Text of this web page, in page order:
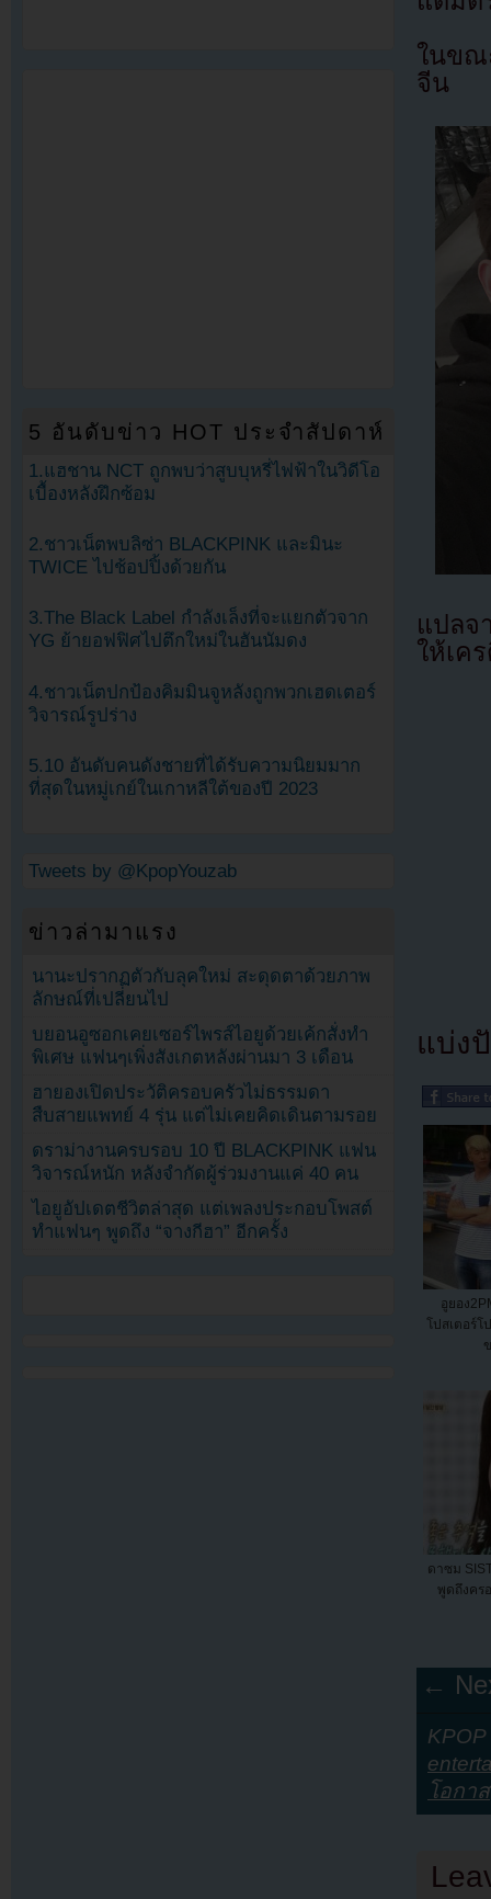
ในขณ
จีน
แปล
ให้เค
แบ่ง
อูยอง
โปสเตอร์
ดาซม
พูดถึงคร
←
โอกาส
5 อันดับข่าว HOT ประจำสัปดาห์
1.แฮชาน NCT ถูกพบว่าสูบบุหรี่ไฟฟ้าในวิดีโอ
เบื้องหลังฝึกซ้อม
2.ชาวเน็ตพบลิซ่า BLACKPINK และมินะ
TWICE ไปช้อปปิ้งด้วยกัน
3.The Black Label กำลังเล็งที่จะแยกตัวจาก
YG ย้ายอฟฟิศไปตึกใหม่ในฮันนัมดง
4.ชาวเน็ตปกป้องคิมมินจูหลังถูกพวกเฮดเตอร์
วิจารณ์รูปร่าง
5.10 อันดับคนดังชายที่ได้รับความนิยมมาก
ที่สุดในหมู่เกย์ในเกาหลีใต้ของปี 2023
Tweets by @KpopYouzab
ข่าวล่ามาแรง
นานะปรากฏตัวกับลุคใหม่ สะดุดตาด้วยภาพ
ลักษณ์ที่เปลี่ยนไป
บยอนอูซอกเคยเซอร์ไพรส์ไอยูด้วยเค้กสั่งทำ
พิเศษ แฟนๆเพิ่งสังเกตหลังผ่านมา 3 เดือน
ฮายองเปิดประวัติครอบครัวไม่ธรรมดา
สืบสายแพทย์ 4 รุ่น แต่ไม่เคยคิดเดินตามรอย
ดราม่างานครบรอบ 10 ปี BLACKPINK แฟน
วิจารณ์หนัก หลังจำกัดผู้ร่วมงานแค่ 40 คน
ไอยูอัปเดตชีวิตล่าสุด แต่เพลงประกอบโพสต์
ทำแฟนๆ พูดถึง “จางกีฮา” อีกครั้ง